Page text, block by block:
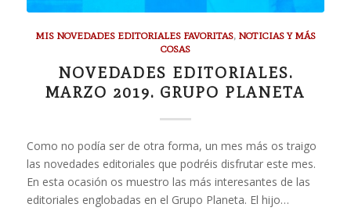
MIS NOVEDADES EDITORIALES FAVORITAS, NOTICIAS Y MÁS
COSAS
NOVEDADES EDITORIALES.
MARZO 2019. GRUPO PLANETA
Como no podía ser de otra forma, un mes más os traigo
las novedades editoriales que podréis disfrutar este mes.
En esta ocasión os muestro las más interesantes de las
editoriales englobadas en el Grupo Planeta. El hijo…